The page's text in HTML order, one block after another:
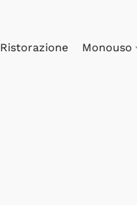
Ristorazione Monouso